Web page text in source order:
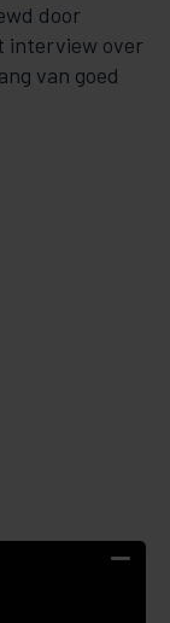
door
interview over
van goed